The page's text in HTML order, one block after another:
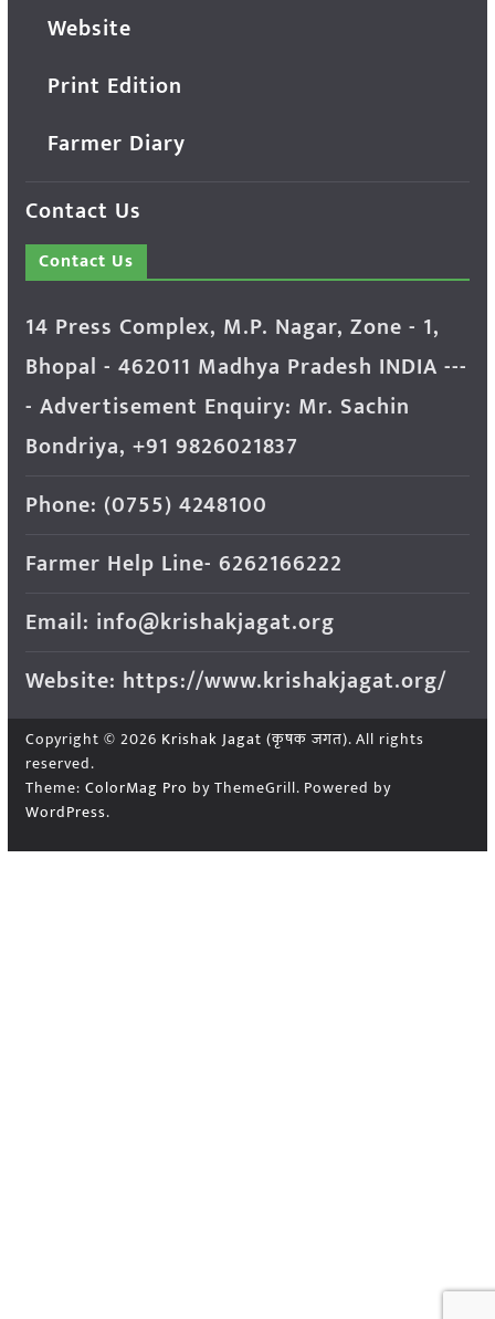
Website
Print Edition
Farmer Diary
Contact Us
Contact Us
14 Press Complex, M.P. Nagar, Zone - 1,
Bhopal - 462011 Madhya Pradesh INDIA ---
- Advertisement Enquiry: Mr. Sachin
Bondriya, +91 9826021837
Phone: (0755) 4248100
Farmer Help Line- 6262166222
Email: info@krishakjagat.org
Website: https://www.krishakjagat.org/
Copyright © 2026 Krishak Jagat (कृषक जगत). All rights
reserved.
Theme: ColorMag Pro by ThemeGrill. Powered by
WordPress.